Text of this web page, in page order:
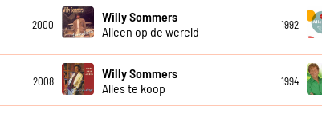
2000
Willy Sommers
Alleen op de wereld
1992
2008
Willy Sommers
Alles te koop
1994